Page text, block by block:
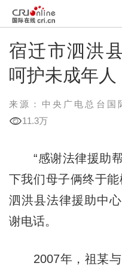
宿迁市泗洪
呵护未成年人
来源：中央广电总台国
11.3万
“感谢法律援助帮
下我们母子俩终于
泗洪县法律援助中
谢电话。
2007年，祖某与